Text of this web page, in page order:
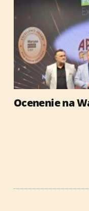
Ocenenie na